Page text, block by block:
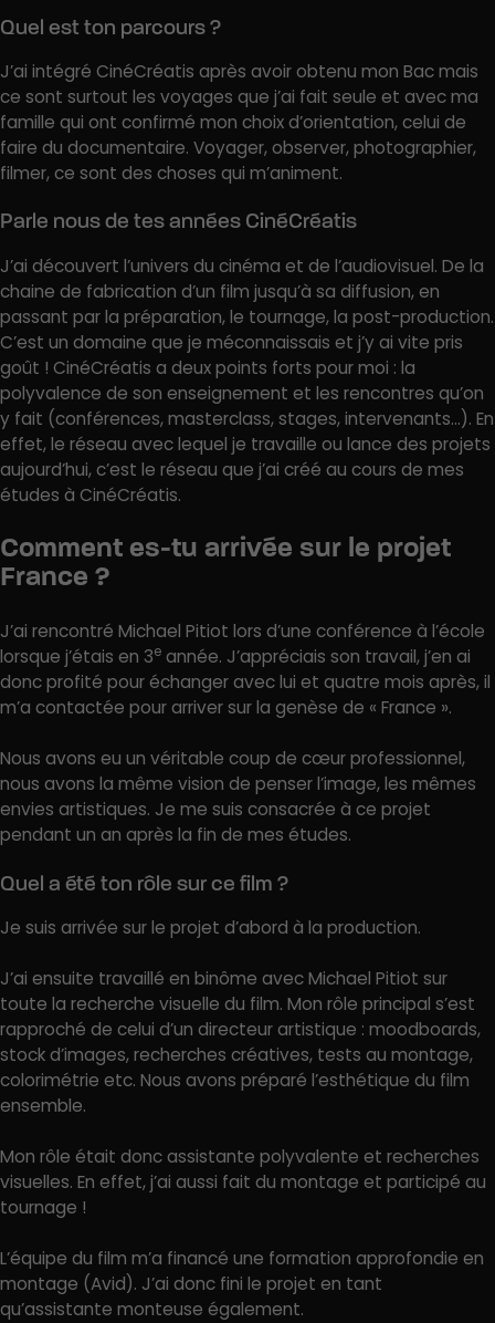
Quel est ton parcours ?
J’ai intégré CinéCréatis après avoir obtenu mon Bac mais
ce sont surtout les voyages que j’ai fait seule et avec ma
famille qui ont confirmé mon choix d’orientation, celui de
faire du documentaire. Voyager, observer, photographier,
filmer, ce sont des choses qui m’animent.
Parle nous de tes années CinéCréatis
J’ai découvert l’univers du cinéma et de l’audiovisuel. De la
chaine de fabrication d’un film jusqu’à sa diffusion, en
passant par la préparation, le tournage, la post-production.
C’est un domaine que je méconnaissais et j’y ai vite pris
goût ! CinéCréatis a deux points forts pour moi : la
polyvalence de son enseignement et les rencontres qu’on
y fait (conférences, masterclass, stages, intervenants…). En
effet, le réseau avec lequel je travaille ou lance des projets
aujourd’hui, c’est le réseau que j’ai créé au cours de mes
études à CinéCréatis.
Comment es-tu arrivée sur le projet
France ?
J’ai rencontré Michael Pitiot lors d’une conférence à l’école
lorsque j’étais en 3e année. J’appréciais son travail, j’en ai
donc profité pour échanger avec lui et quatre mois après, il
m’a contactée pour arriver sur la genèse de « France ».
Nous avons eu un véritable coup de cœur professionnel,
nous avons la même vision de penser l’image, les mêmes
envies artistiques. Je me suis consacrée à ce projet
pendant un an après la fin de mes études.
Quel a été ton rôle sur ce film ?
Je suis arrivée sur le projet d’abord à la production.
J’ai ensuite travaillé en binôme avec Michael Pitiot sur
toute la recherche visuelle du film. Mon rôle principal s’est
rapproché de celui d’un directeur artistique : moodboards,
stock d’images, recherches créatives, tests au montage,
colorimétrie etc. Nous avons préparé l’esthétique du film
ensemble.
Mon rôle était donc assistante polyvalente et recherches
visuelles. En effet, j’ai aussi fait du montage et participé au
tournage !
L’équipe du film m’a financé une formation approfondie en
montage (Avid). J’ai donc fini le projet en tant
qu’assistante monteuse également.